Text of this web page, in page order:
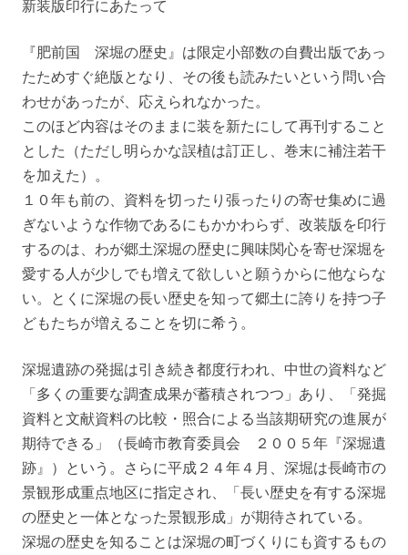
新装版印行にあたって
『肥前国 深堀の歴史』は限定小部数の自費出版であっ
たためすぐ絶版となり、その後も読みたいという問い合
わせがあったが、応えられなかった。
このほど内容はそのままに装を新たにして再刊すること
とした（ただし明らかな誤植は訂正し、巻末に補注若干
を加えた）。
１０年も前の、資料を切ったり張ったりの寄せ集めに過
ぎないような作物であるにもかかわらず、改装版を印行
するのは、わが郷土深堀の歴史に興味関心を寄せ深堀を
愛する人が少しでも増えて欲しいと願うからに他ならな
い。とくに深堀の長い歴史を知って郷土に誇りを持つ子
どもたちが増えることを切に希う。
深堀遺跡の発掘は引き続き都度行われ、中世の資料など
「多くの重要な調査成果が蓄積されつつ」あり、「発掘
資料と文献資料の比較・照合による当該期研究の進展が
期待できる」（長崎市教育委員会 ２００５年『深堀遺
跡』）という。さらに平成２４年４月、深堀は長崎市の
景観形成重点地区に指定され、「長い歴史を有する深堀
の歴史と一体となった景観形成」が期待されている。
深堀の歴史を知ることは深堀の町づくりにも資するもの